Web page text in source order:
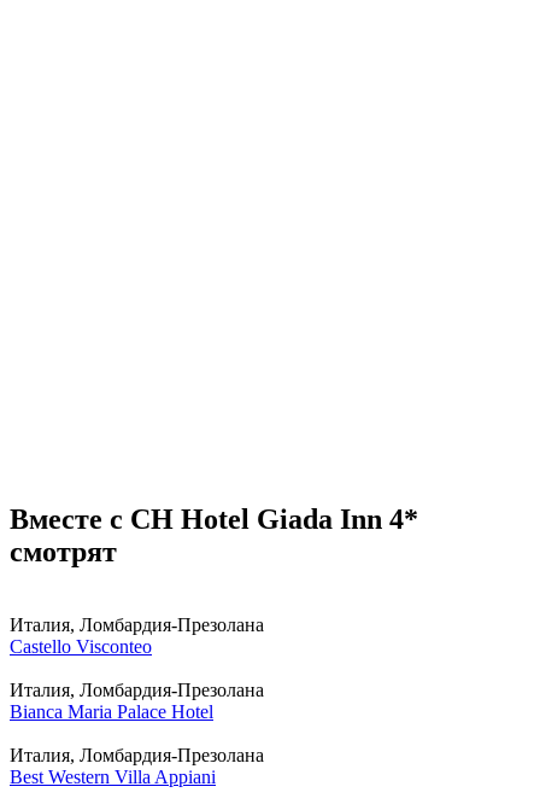
Вместе с CH Hotel Giada Inn 4*
смотрят
Италия, Ломбардия-Презолана
Castello Visconteo
Италия, Ломбардия-Презолана
Bianca Maria Palace Hotel
Италия, Ломбардия-Презолана
Best Western Villa Appiani